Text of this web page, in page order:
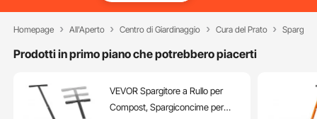
Homepage All'Aperto Centro di Giardinaggio Cura del Prato
Prodotti in primo piano che potrebbero piacerti
VEVOR Spargitore a Rullo per
Compost, Spargiconcime per